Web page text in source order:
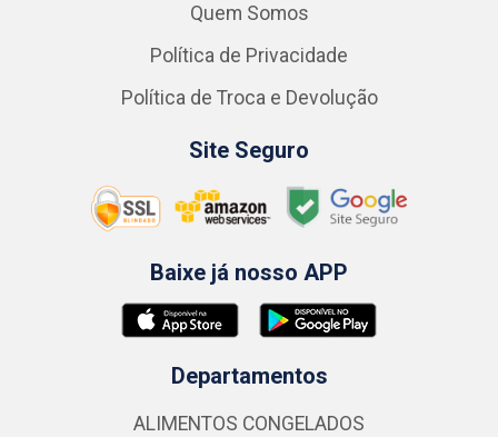
Quem Somos
Política de Privacidade
Política de Troca e Devolução
Site Seguro
Baixe já nosso APP
Departamentos
ALIMENTOS CONGELADOS